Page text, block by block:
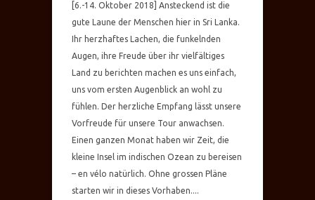
[6.-14. Oktober 2018] Ansteckend ist die
gute Laune der Menschen hier in Sri Lanka.
Ihr herzhaftes Lachen, die funkelnden
Augen, ihre Freude über ihr vielfältiges
Land zu berichten machen es uns einfach,
uns vom ersten Augenblick an wohl zu
fühlen. Der herzliche Empfang lässt unsere
Vorfreude für unsere Tour anwachsen.
Einen ganzen Monat haben wir Zeit, die
kleine Insel im indischen Ozean zu bereisen
– en vélo natürlich. Ohne grossen Pläne
starten wir in dieses Vorhaben....